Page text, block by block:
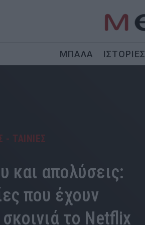
ΜΠΑΛΑ ΙΣΤΟΡΙΕΣ
- ΤΑΙΝΙΕΣ
και απολύσεις:
που έχουν
το Netflix